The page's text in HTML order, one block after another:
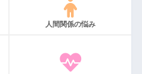
人間関係の悩み